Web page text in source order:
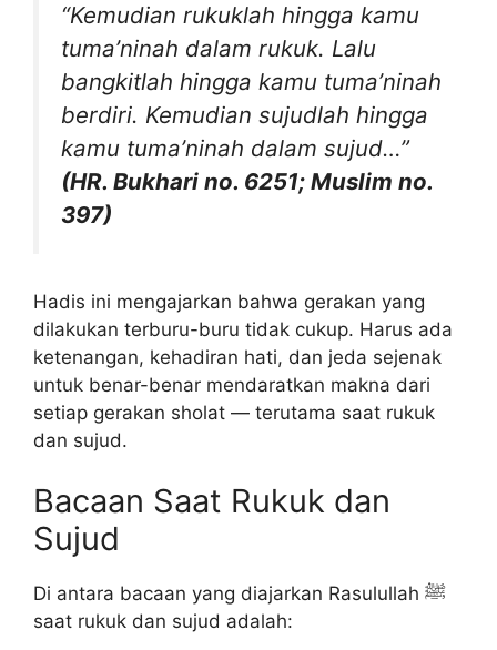
“Kemudian rukuklah hingga kamu
tuma’ninah dalam rukuk. Lalu
bangkitlah hingga kamu tuma’ninah
berdiri. Kemudian sujudlah hingga
kamu tuma’ninah dalam sujud…”
(HR. Bukhari no. 6251; Muslim no.
397)
Hadis ini mengajarkan bahwa gerakan yang
dilakukan terburu-buru tidak cukup. Harus ada
ketenangan, kehadiran hati, dan jeda sejenak
untuk benar-benar mendaratkan makna dari
setiap gerakan sholat — terutama saat rukuk
dan sujud.
Bacaan Saat Rukuk dan
Sujud
Di antara bacaan yang diajarkan Rasulullah ﷺ
saat rukuk dan sujud adalah: